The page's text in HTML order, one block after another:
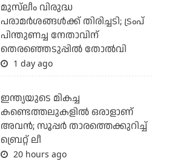
മുസ്‌ലീം വിരുദ്ധ
പരാമര്‍ശങ്ങള്‍ക്ക് തിരിച്ചടി; ട്രംപ്
പിന്തുണച്ച നേതാവിന്
തെരഞ്ഞെടുപ്പില്‍ തോല്‍വി
1 day ago
ഇന്ത്യയുടെ മികച്ച
കണ്ടെത്തലുകളില്‍ ഒരാളാണ്
അവന്‍; സൂപ്പര്‍ താരത്തെക്കുറിച്ച്
ബ്രെറ്റ് ലീ
20 hours ago